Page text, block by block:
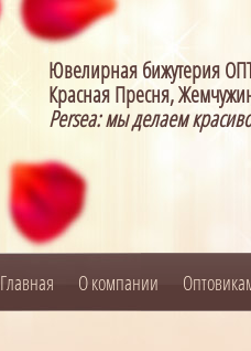
Ювелирная бижутерия
Красная Пресня,
Persea: мы делаем
Главная О компании